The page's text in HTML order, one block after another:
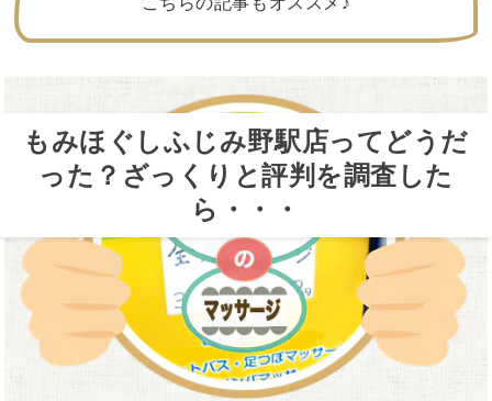
もみほぐしふじみ野駅店ってどうだ
った？ざっくりと評判を調査した
ら・・・